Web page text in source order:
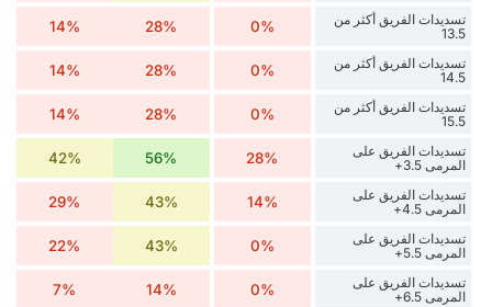
تسديدات الفريق أكثر من
13.5
0%
28%
14%
تسديدات الفريق أكثر من
14.5
0%
28%
14%
تسديدات الفريق أكثر من
15.5
0%
28%
14%
تسديدات الفريق على
المرمى 3.5+
28%
56%
42%
تسديدات الفريق على
المرمى 4.5+
14%
43%
29%
تسديدات الفريق على
المرمى 5.5+
0%
43%
22%
تسديدات الفريق على
المرمى 6.5+
0%
14%
7%